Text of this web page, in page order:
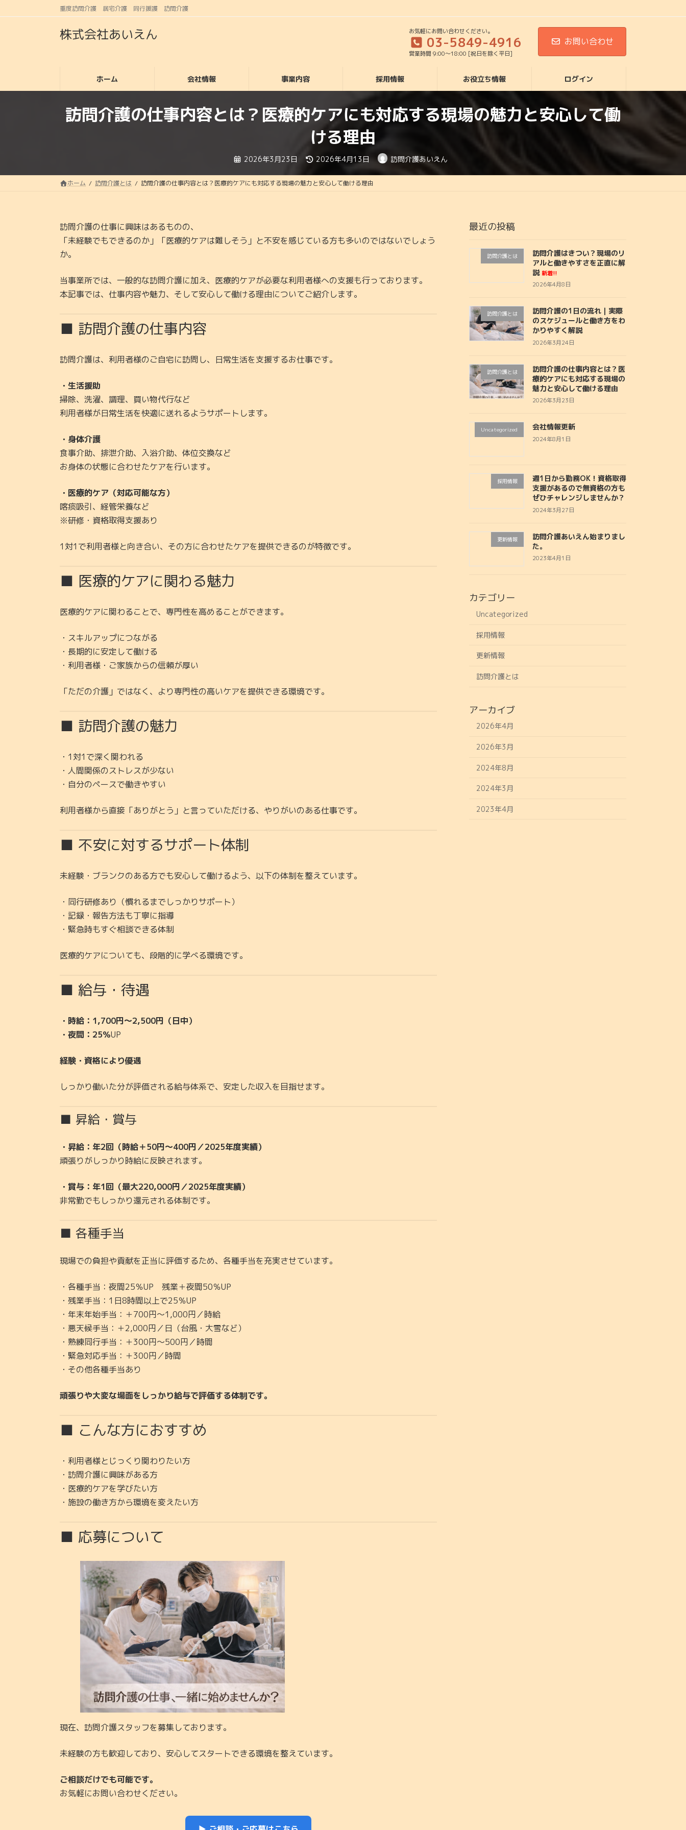
ン
ビ
重度訪問介護 居宅介護 同行援護 訪問介護
株式会社あいえん お気軽にお問い合わせください。
03-5849-4916
営業時間 9:00～18:00 [祝日を除く平日]
お問い合わせ
ホーム 会社情報 事業内容 採用情報 お役立ち情報 ログイン
訪問介護の仕事内容とは？医療的ケアにも対応する現場の魅力と安心して働
ける理由
2026年3月23日 最
終
新
日
2026年4月13日 訪問介護あいえん
ホーム 訪問介護とは 訪問介護の仕事内容とは？医療的ケアにも対応する現場の魅力と安心して働ける理由
訪問介護の仕事に興味はあるものの、
「未経験でもできるのか」「医療的ケアは難しそう」と不安を感じている方も多いのではないでしょう
か。
当事業所では、一般的な訪問介護に加え、医療的ケアが必要な利用者様への支援も行っております。
本記事では、仕事内容や魅力、そして安心して働ける理由についてご紹介します。
■ 訪問介護の仕事内容
訪問介護は、利用者様のご自宅に訪問し、日常生活を支援するお仕事です。
・生活援助
掃除、洗濯、調理、買い物代行など
利用者様が日常生活を快適に送れるようサポートします。
・身体介護
食事介助、排泄介助、入浴介助、体位交換など
お身体の状態に合わせたケアを行います。
・医療的ケア（対応可能な方）
喀痰吸引、経管栄養など
※研修・資格取得支援あり
1対1で利用者様と向き合い、その方に合わせたケアを提供できるのが特徴です。
■ 医療的ケアに関わる魅力
医療的ケアに関わることで、専門性を高めることができます。
・スキルアップにつながる
・長期的に安定して働ける
・利用者様・ご家族からの信頼が厚い
「ただの介護」ではなく、より専門性の高いケアを提供できる環境です。
■ 訪問介護の魅力
・1対1で深く関われる
・人間関係のストレスが少ない
・自分のペースで働きやすい
利用者様から直接「ありがとう」と言っていただける、やりがいのある仕事です。
■ 不安に対するサポート体制
未経験・ブランクのある方でも安心して働けるよう、以下の体制を整えています。
・同行研修あり（慣れるまでしっかりサポート）
・記録・報告方法も丁寧に指導
・緊急時もすぐ相談できる体制
医療的ケアについても、段階的に学べる環境です。
■ 給与・待遇
・時給：1,700円〜2,500円（日中）
・夜間：25％UP
経験・資格により優遇
しっかり働いた分が評価される給与体系で、安定した収入を目指せます。
■ 昇給・賞与
・昇給：年2回（時給＋50円〜400円／2025年度実績）
頑張りがしっかり時給に反映されます。
・賞与：年1回（最大220,000円／2025年度実績）
非常勤でもしっかり還元される体制です。
■ 各種手当
現場での負担や貢献を正当に評価するため、各種手当を充実させています。
・各種手当：夜間25％UP 残業＋夜間50％UP
・残業手当：1日8時間以上で25％UP
・年末年始手当：＋700円〜1,000円／時給
・悪天候手当：＋2,000円／日（台風・大雪など）
・熟練同行手当：＋300円〜500円／時間
・緊急対応手当：＋300円／時間
・その他各種手当あり
頑張りや大変な場面をしっかり給与で評価する体制です。
■ こんな方におすすめ
・利用者様とじっくり関わりたい方
・訪問介護に興味がある方
・医療的ケアを学びたい方
・施設の働き方から環境を変えたい方
■ 応募について
現在、訪問介護スタッフを募集しております。
未経験の方も歓迎しており、安心してスタートできる環境を整えています。
ご相談だけでも可能です。
お気軽にお問い合わせください。
最近の投稿
訪問介護とは
訪問介護はきつい？現場のリ
アルと働きやすさを正直に解
説 新着!!
2026年4月8日
訪問介護とは
訪問介護の1日の流れ｜実際
のスケジュールと働き方をわ
かりやすく解説
2026年3月24日
訪問介護とは
訪問介護の仕事内容とは？医
療的ケアにも対応する現場の
魅力と安心して働ける理由
2026年3月23日
Uncategorized 会社情報更新
2024年8月1日
採用情報
週1日から勤務OK！資格取得
支援があるので無資格の方も
ぜひチャレンジしませんか？
2024年3月27日
更新情報
訪問介護あいえん始まりまし
た。
2023年4月1日
カテゴリー
Uncategorized
採用情報
更新情報
訪問介護とは
アーカイブ
2026年4月
2026年3月
2024年8月
2024年3月
2023年4月